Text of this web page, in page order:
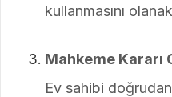
kullanmasını
Mahkeme Kararı
Ev sahibi